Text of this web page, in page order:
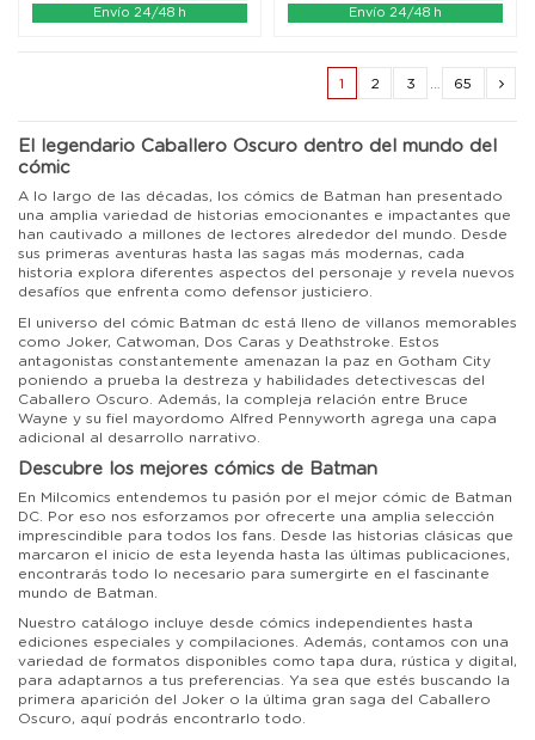
Envío 24/48 h Envío 24/48 h
1 2 3 65
El legendario Caballero Oscuro dentro del mundo del
cómic
A lo largo de las décadas, los cómics de Batman han presentado
una amplia variedad de historias emocionantes e impactantes que
han cautivado a millones de lectores alrededor del mundo. Desde
sus primeras aventuras hasta las sagas más modernas, cada
historia explora diferentes aspectos del personaje y revela nuevos
desafíos que enfrenta como defensor justiciero.
El universo del cómic Batman dc está lleno de villanos memorables
como Joker, Catwoman, Dos Caras y Deathstroke. Estos
antagonistas constantemente amenazan la paz en Gotham City
poniendo a prueba la destreza y habilidades detectivescas del
Caballero Oscuro. Además, la compleja relación entre Bruce
Wayne y su fiel mayordomo Alfred Pennyworth agrega una capa
adicional al desarrollo narrativo.
Descubre los mejores cómics de Batman
En Milcomics entendemos tu pasión por el mejor cómic de Batman
DC. Por eso nos esforzamos por ofrecerte una amplia selección
imprescindible para todos los fans. Desde las historias clásicas que
marcaron el inicio de esta leyenda hasta las últimas publicaciones,
encontrarás todo lo necesario para sumergirte en el fascinante
mundo de Batman.
Nuestro catálogo incluye desde cómics independientes hasta
ediciones especiales y compilaciones. Además, contamos con una
variedad de formatos disponibles como tapa dura, rústica y digital,
para adaptarnos a tus preferencias. Ya sea que estés buscando la
primera aparición del Joker o la última gran saga del Caballero
Oscuro, aquí podrás encontrarlo todo.